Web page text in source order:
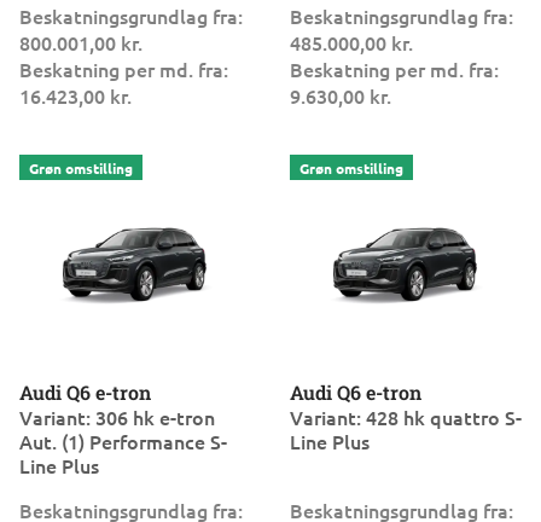
Beskatningsgrundlag fra:
800.001,00 kr.
Beskatning per md. fra:
16.423,00 kr.
Beskatningsgrundlag fra:
485.000,00 kr.
Beskatning per md. fra:
9.630,00 kr.
Audi Q6 e-tron
Variant: 306 hk e-tron
Aut. (1) Performance S-
Line Plus
Beskatningsgrundlag fra:
Audi Q6 e-tron
Variant: 428 hk quattro S-
Line Plus
Beskatningsgrundlag fra: